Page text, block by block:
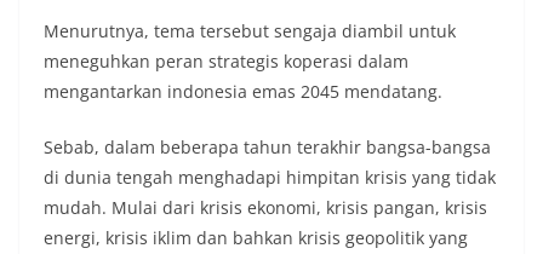
Menurutnya, tema tersebut sengaja diambil untuk
meneguhkan peran strategis koperasi dalam
mengantarkan indonesia emas 2045 mendatang.
Sebab, dalam beberapa tahun terakhir bangsa-bangsa
di dunia tengah menghadapi himpitan krisis yang tidak
mudah. Mulai dari krisis ekonomi, krisis pangan, krisis
energi, krisis iklim dan bahkan krisis geopolitik yang